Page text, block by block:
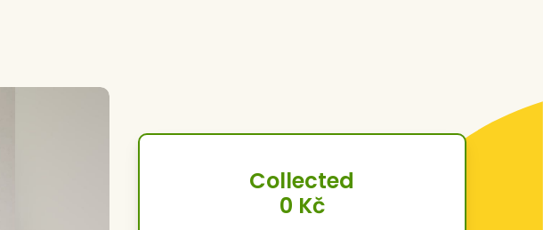
Collected
0 Kč